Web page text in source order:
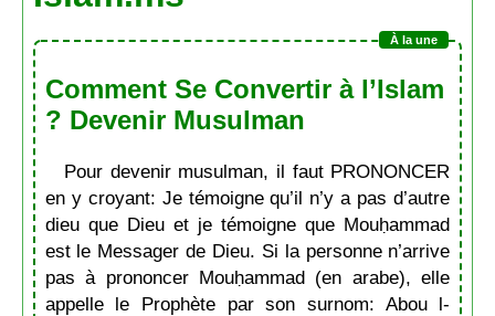
Comment Se Convertir à l’Islam
? Devenir Musulman
Pour devenir musulman, il faut PRONONCER
en y croyant: Je témoigne qu’il n’y a pas d’autre
dieu que Dieu et je témoigne que Mouḥammad
est le Messager de Dieu. Si la personne n’arrive
pas à prononcer Mouḥammad (en arabe), elle
appelle le Prophète par son surnom: Abou l-